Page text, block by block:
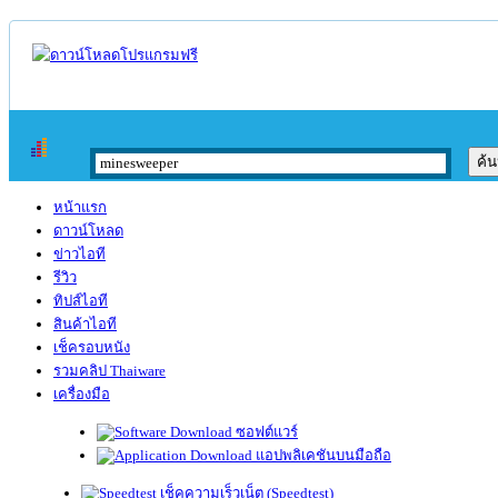
หน้าแรก
ดาวน์โหลด
ข่าวไอที
รีวิว
ทิปส์ไอที
สินค้าไอที
เช็ครอบหนัง
รวมคลิป Thaiware
เครื่องมือ
ซอฟต์แวร์
แอปพลิเคชันบนมือถือ
เช็คความเร็วเน็ต (Speedtest)